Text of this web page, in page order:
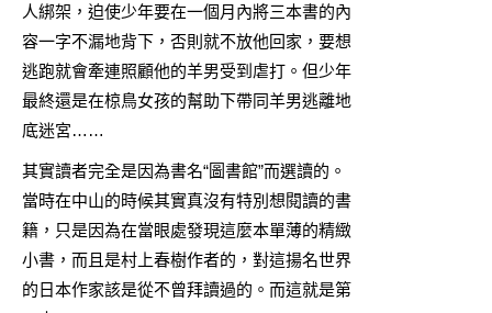
人綁架，迫使少年要在一個月內將三本書的內
容一字不漏地背下，否則就不放他回家，要想
逃跑就會牽連照顧他的羊男受到虐打。但少年
最終還是在椋鳥女孩的幫助下帶同羊男逃離地
底迷宮……
其實讀者完全是因為書名“圖書館”而選讀的。
當時在中山的時候其實真沒有特別想閱讀的書
籍，只是因為在當眼處發現這麼本單薄的精緻
小書，而且是村上春樹作者的，對這揚名世界
的日本作家該是從不曾拜讀過的。而這就是第